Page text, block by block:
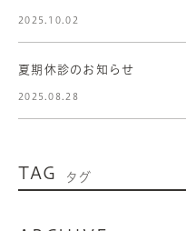
2025.10.02
夏期休診のお知らせ
2025.08.28
TAG タグ